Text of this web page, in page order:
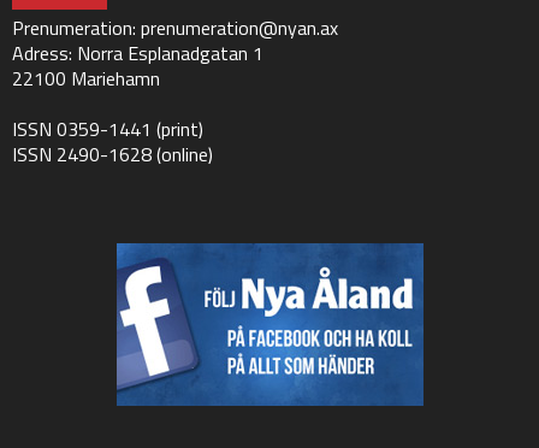
Prenumeration: prenumeration@nyan.ax
Adress: Norra Esplanadgatan 1
22100 Mariehamn
ISSN 0359-1441 (print)
ISSN 2490-1628 (online)